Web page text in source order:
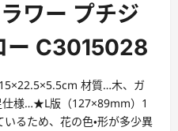
ワー プチジ
ー C3015028
材質…木、ガ
様…★L版（127×89mm）1
るため、花の色・形が多少異